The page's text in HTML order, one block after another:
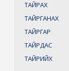
ТАЙРАХ
ТАЙРГАНАХ
ТАЙРГАР
ТАЙРДАС
ТАЙРИЙХ